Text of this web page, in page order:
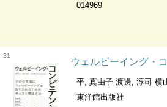
014969
31
ウェルビーイング・コンピテンシー 学びの現場に
平, 真由子 渡邊, 淳司 横
東洋館出版社